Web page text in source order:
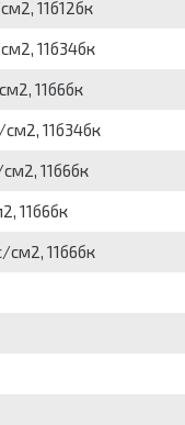
11б12бк
11б34бк
11б6бк
11б34бк
11б6бк
11б6бк
см2, 11б6бк